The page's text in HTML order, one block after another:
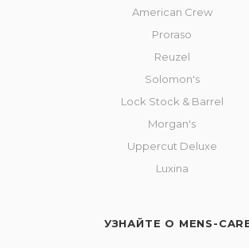
American Crew
Proraso
Reuzel
Solomon's
Lock Stock & Barrel
Morgan's
Uppercut Deluxe
Luxina
УЗНАЙТЕ О MENS-